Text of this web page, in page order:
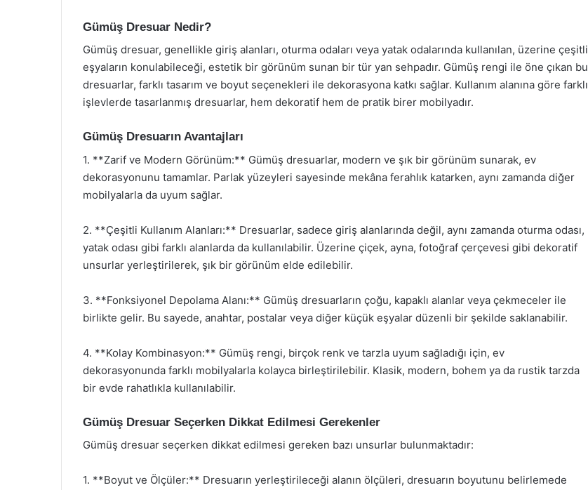
Gümüş Dresuar Nedir?
Gümüş dresuar, genellikle giriş alanları, oturma odaları veya yatak odalarında kullanılan, üzerine çeşitli
eşyaların konulabileceği, estetik bir görünüm sunan bir tür yan sehpadır. Gümüş rengi ile öne çıkan bu
dresuarlar, farklı tasarım ve boyut seçenekleri ile dekorasyona katkı sağlar. Kullanım alanına göre farklı
işlevlerde tasarlanmış dresuarlar, hem dekoratif hem de pratik birer mobilyadır.
Gümüş Dresuarın Avantajları
1. **Zarif ve Modern Görünüm:** Gümüş dresuarlar, modern ve şık bir görünüm sunarak, ev
dekorasyonunu tamamlar. Parlak yüzeyleri sayesinde mekâna ferahlık katarken, aynı zamanda diğer
mobilyalarla da uyum sağlar.
2. **Çeşitli Kullanım Alanları:** Dresuarlar, sadece giriş alanlarında değil, aynı zamanda oturma odası,
yatak odası gibi farklı alanlarda da kullanılabilir. Üzerine çiçek, ayna, fotoğraf çerçevesi gibi dekoratif
unsurlar yerleştirilerek, şık bir görünüm elde edilebilir.
3. **Fonksiyonel Depolama Alanı:** Gümüş dresuarların çoğu, kapaklı alanlar veya çekmeceler ile
birlikte gelir. Bu sayede, anahtar, postalar veya diğer küçük eşyalar düzenli bir şekilde saklanabilir.
4. **Kolay Kombinasyon:** Gümüş rengi, birçok renk ve tarzla uyum sağladığı için, ev
dekorasyonunda farklı mobilyalarla kolayca birleştirilebilir. Klasik, modern, bohem ya da rustik tarzda
bir evde rahatlıkla kullanılabilir.
Gümüş Dresuar Seçerken Dikkat Edilmesi Gerekenler
Gümüş dresuar seçerken dikkat edilmesi gereken bazı unsurlar bulunmaktadır:
1. **Boyut ve Ölçüler:** Dresuarın yerleştirileceği alanın ölçüleri, dresuarın boyutunu belirlemede